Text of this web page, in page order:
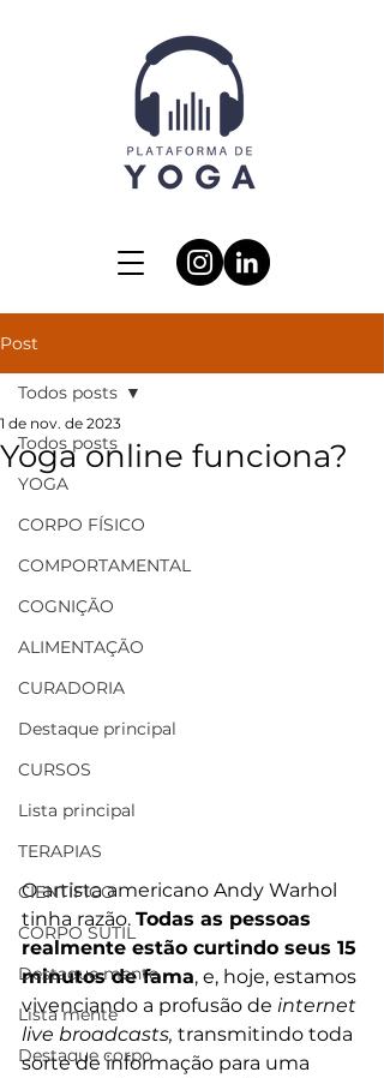
Post
Todos posts
YOGA
CORPO FÍSICO
COMPORTAMENTAL
COGNIÇÃO
ALIMENTAÇÃO
CURADORIA
Destaque principal
CURSOS
Lista principal
TERAPIAS
CIENTÍFICO
CORPO SUTIL
Destaque mente
Lista mente
Destaque corpo
Todos posts
Yoga online funciona?
1 de nov. de 2023
O artista americano Andy Warhol
tinha razão. Todas as pessoas
realmente estão curtindo seus 15
minutos de fama, e, hoje, estamos
vivenciando a profusão de internet
live broadcasts, transmitindo toda
sorte de informação para uma